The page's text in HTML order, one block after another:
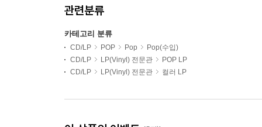
관련분류
카테고리 분류
CD/LP POP Pop
Pop(수입)
CD/LP
LP(Vinyl) 전문관
POP LP
CD/LP
LP(Vinyl) 전문관 컬러 LP